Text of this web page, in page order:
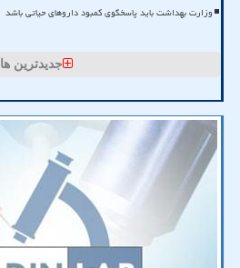
وزارت بهداشت باید پاسخگوی کمبود داروهای حیاتی باشد
جدیدترین ها